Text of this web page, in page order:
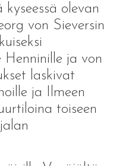
olevan
von Sieversin
Henninille ja von
laskivat
ja Ilmeen
toiseen